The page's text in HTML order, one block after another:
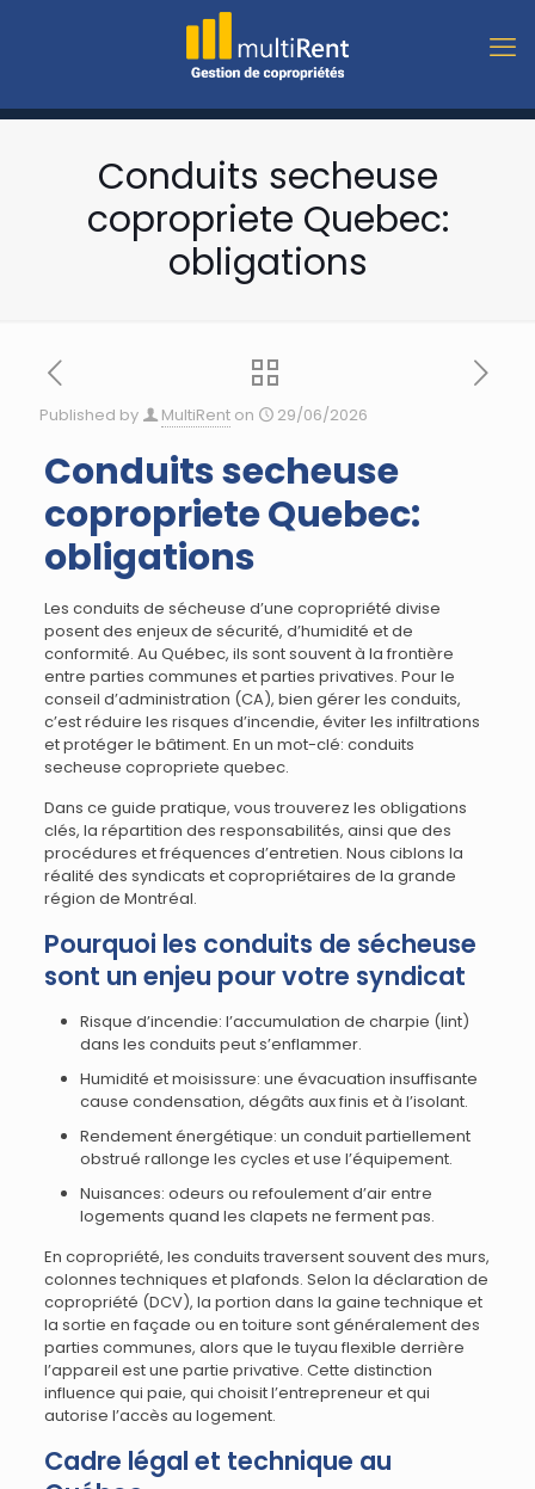
Conduits secheuse
copropriete Quebec:
obligations
Published by MultiRent on 29/06/2026
Conduits secheuse
copropriete Quebec:
obligations
Les conduits de sécheuse d’une copropriété divise
posent des enjeux de sécurité, d’humidité et de
conformité. Au Québec, ils sont souvent à la frontière
entre parties communes et parties privatives. Pour le
conseil d’administration (CA), bien gérer les conduits,
c’est réduire les risques d’incendie, éviter les infiltrations
et protéger le bâtiment. En un mot-clé: conduits
secheuse copropriete quebec.
Dans ce guide pratique, vous trouverez les obligations
clés, la répartition des responsabilités, ainsi que des
procédures et fréquences d’entretien. Nous ciblons la
réalité des syndicats et copropriétaires de la grande
région de Montréal.
Pourquoi les conduits de sécheuse
sont un enjeu pour votre syndicat
Risque d’incendie: l’accumulation de charpie (lint)
dans les conduits peut s’enflammer.
Humidité et moisissure: une évacuation insuffisante
cause condensation, dégâts aux finis et à l’isolant.
Rendement énergétique: un conduit partiellement
obstrué rallonge les cycles et use l’équipement.
Nuisances: odeurs ou refoulement d’air entre
logements quand les clapets ne ferment pas.
En copropriété, les conduits traversent souvent des murs,
colonnes techniques et plafonds. Selon la déclaration de
copropriété (DCV), la portion dans la gaine technique et
la sortie en façade ou en toiture sont généralement des
parties communes, alors que le tuyau flexible derrière
l’appareil est une partie privative. Cette distinction
influence qui paie, qui choisit l’entrepreneur et qui
autorise l’accès au logement.
Cadre légal et technique au